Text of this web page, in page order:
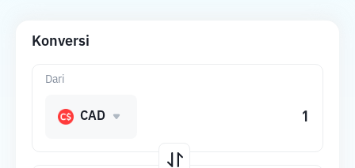
Konversi
Dari
CAD